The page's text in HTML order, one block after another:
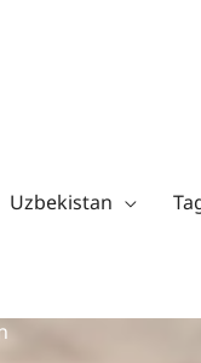
Uzbekistan